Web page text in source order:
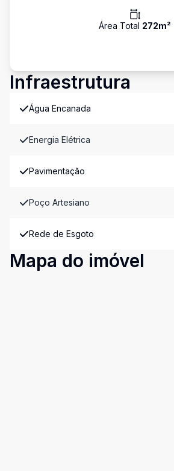
Área Total 272m²
Infraestrutura
Água Encanada
Energia Elétrica
Pavimentação
Poço Artesiano
Rede de Esgoto
Mapa do imóvel